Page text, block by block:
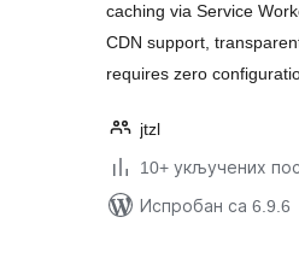
caching via Service
CDN support,
requires zero
jtzl
10+ укључених
Испробан са 6.9.6